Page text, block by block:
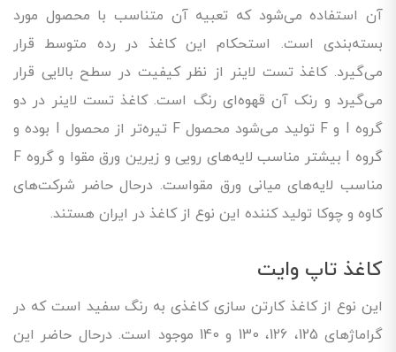
آن استفاده می‌شود که تعبیه آن متناسب با محصول مورد
بسته‌بندی است. استحکام این کاغذ در رده متوسط قرار
می‌گیرد. کاغذ تست لاینر از نظر کیفیت در سطح بالایی قرار
می‌گیرد و رنک آن قهوه‌ای رنگ است. کاغذ تست لاینر در دو
گروه I و F تولید می‌شود محصول F تیره‌تر از محصول I بوده و
گروه I بیشتر مناسب لایه‌های رویی و زیرین ورق مقوا و گروه F
مناسب لایه‌های میانی ورق مقواست. درحال حاضر شرکت‌های
کاوه و چوکا تولید کننده این نوع از کاغذ در ایران هستند.
کاغذ تاپ وایت
این نوع از کاغذ کارتن سازی کاغذی به رنگ سفید است که در
گراماژهای 125، 126، 130 و 140 موجود است. درحال حاضر این